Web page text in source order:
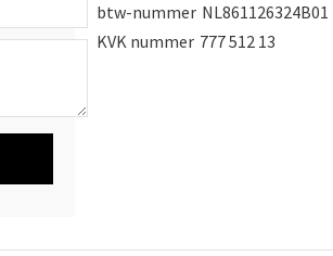
btw-nummer NL861126324B01
KVK nummer 777 512 13